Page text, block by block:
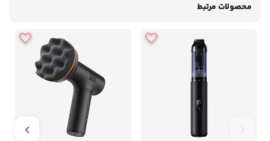
محصولات مرتبط